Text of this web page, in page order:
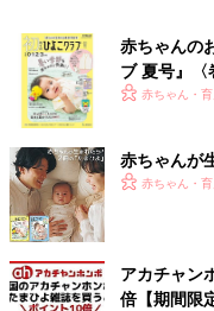
赤ちゃんの
ブ 夏号』
く！ おっぱ
赤ちゃん・
赤ちゃんが
赤ちゃん・
アカチャン
倍【期間限